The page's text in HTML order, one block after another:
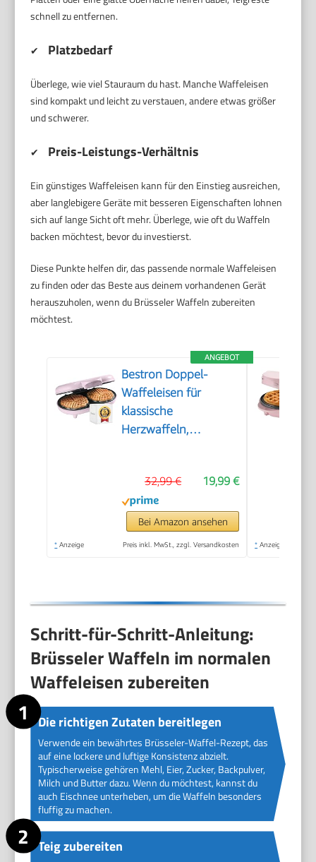
schnell zu entfernen.
✔ Platzbedarf
Überlege, wie viel Stauraum du hast. Manche Waffeleisen
sind kompakt und leicht zu verstauen, andere etwas größer
und schwerer.
✔ Preis-Leistungs-Verhältnis
Ein günstiges Waffeleisen kann für den Einstieg ausreichen,
aber langlebigere Geräte mit besseren Eigenschaften lohnen
sich auf lange Sicht oft mehr. Überlege, wie oft du Waffeln
backen möchtest, bevor du investierst.
Diese Punkte helfen dir, das passende normale Waffeleisen
zu finden oder das Beste aus deinem vorhandenen Gerät
herauszuholen, wenn du Brüsseler Waffeln zubereiten
möchtest.
ANGEBOT
Bestron Doppel-
Waffeleisen für
klassische
Herzwaffeln,
Antihaftbeschichtung,
ideal für
Kindergeburtstage,
Ostern &
19,99 €
32,99 €
Bei Amazon ansehen
* Anzeige Preis inkl. MwSt., zzgl. Versandkosten * Anzeige
Schritt-für-Schritt-Anleitung:
Brüsseler Waffeln im normalen
Waffeleisen zubereiten
Die richtigen Zutaten bereitlegen
Verwende ein bewährtes Brüsseler-Waffel-Rezept, das
auf eine lockere und luftige Konsistenz abzielt.
Typischerweise gehören Mehl, Eier, Zucker, Backpulver,
Milch und Butter dazu. Wenn du möchtest, kannst du
auch Eischnee unterheben, um die Waffeln besonders
fluffig zu machen.
Teig zubereiten